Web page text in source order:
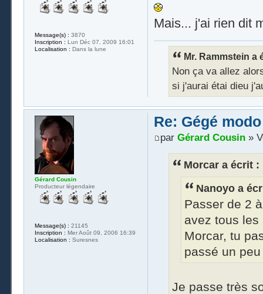
Mais... j'ai rien dit
Mr. Rammstein a
Non ça va allez
si j'aurai étai dieu
Message(s) : 3870
Inscription : Lun Déc 07, 2009 16:01
Localisation : Dans la lune
Re: Gégé
par Gérard Cousin»
Morcar a écrit :
Nanoyo a
Passer de 2
avez tous les
Morcar, tu
passé un
Je passe très
Gérard Cousin
Producteur légendaire
Message(s) : 21145
Inscription : Mer Août 09, 2006 16:39
Localisation : Suresnes